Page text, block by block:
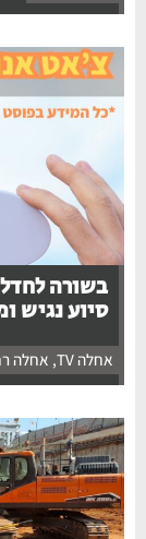
בשורה
סיוע נגיש
אחלה TV , אחלה